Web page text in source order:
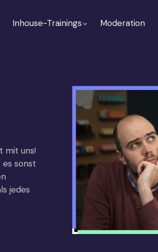
Inhouse-Trainings Moderation
mit uns!
es sonst
jedes